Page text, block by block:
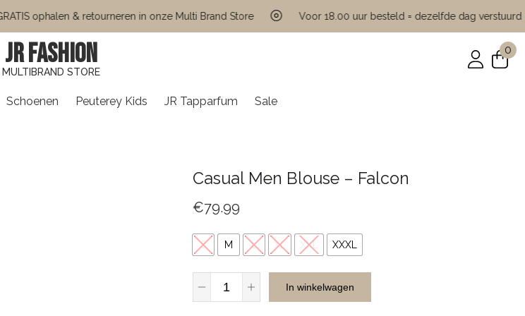
ophalen & retourneren in onze Multi Brand Store Voor 18.00 uur besteld = dezelfde dag verstuurd
JR FASHION
MULTIBRAND STORE
0
Schoenen Peuterey Kids JR Tapparfum Sale
Casual Men Blouse – Falcon
€79.99
S M L XL XXL XXXL
Casual
Men
In winkelwagen